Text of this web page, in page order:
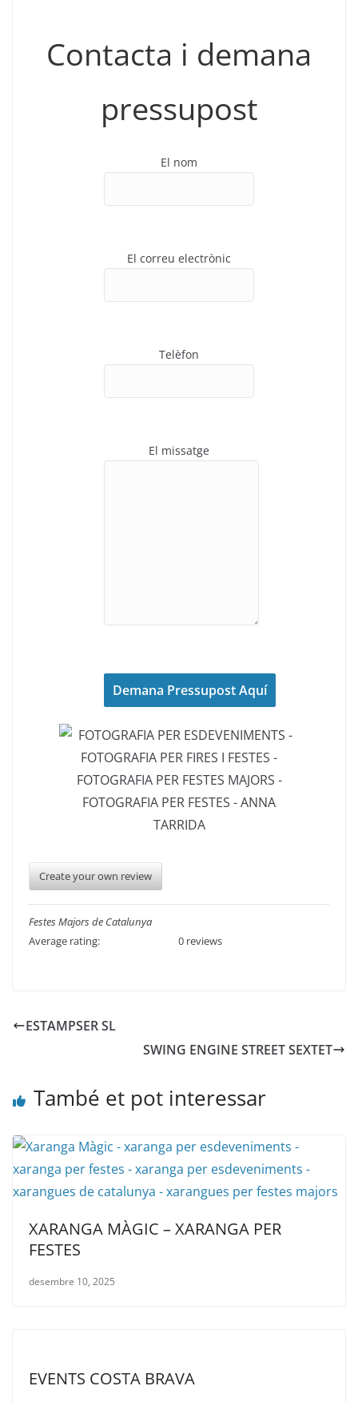
Contacta i demana
pressupost
El nom
El correu electrònic
Telèfon
El missatge
Create your own review
Festes Majors de Catalunya
Average rating:
0 reviews
ESTAMPSER SL
SWING ENGINE STREET SEXTET
També et pot interessar
XARANGA MÀGIC – XARANGA PER
FESTES
desembre 10, 2025
EVENTS COSTA BRAVA